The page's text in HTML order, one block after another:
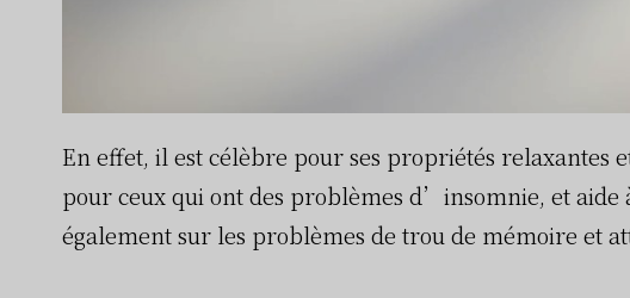
En effet, il est célèbre pour ses propriétés relaxantes
pour ceux qui ont des problèmes d’insomnie, et
également sur les problèmes de trou de mémoire et